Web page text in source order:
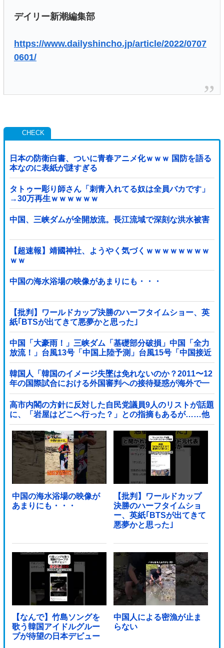
デイリー新潮編集部
https://www.dailyshincho.jp/article/2022/0707
0601/
日本の防衛白書、ついに青春アニメ化ｗｗｗ 国防を語る
本なのに表紙が謎すぎる
タトゥー彫り師さん「刺青入れてる奴は全員バカです」
→30万再生ｗｗｗｗｗｗ
中国、三峡ダムが全開放流。長江流域で深刻な洪水被害
【超速報】靖國神社、ようやく気づくｗｗｗｗｗｗｗｗ
ｗｗ
中国の海水浴場の映像があまりにも・・・
【批判】ワールドカップ決勝のハーフタイムショー、英
紙｢BTSが出てきて悪夢かと思った｣
中国「大豪雨！」三峡ダム「基礎部分破損」中国「全力
放流！」台風13号「中国上陸予測」台風15号「中国接近
（画像」中国「台風同時上陸！（穀物生産が壊滅危機」
→
韓国人「韓国のイメージ失墜は免れないのか？2011〜12
年の国際試合における外国審判への接待疑惑が海外で一
斉に報じられる‥」
高市内閣の方針に反対した自民党議員9人のリストが話題
に、「岩屋はどこへ行った？」との指摘もあるが……他
中国の海水浴場の映像が
あまりにも・・・
【批判】ワールドカップ
決勝のハーフタイムショ
ー、英紙｢BTSが出てきて
悪夢かと思った｣
【なんで】竹島ソングを
歌う韓国アイドルグルー
プが待望の日本デビュー
中国人による密漁が止ま
らない